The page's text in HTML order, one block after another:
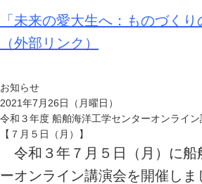
「未来の愛大生へ：ものづくり
（外部リンク）
お知らせ
2021年7月26日（月曜日）
令和３年度 船舶海洋工学センターオンライ
【７月５日（月）】
令和３年７月５日（月）に船
ーオンライン講演会を開催しま